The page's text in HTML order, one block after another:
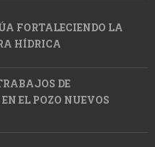
FORTALECIENDO LA
HÍDRICA
DE
EL POZO NUEVOS